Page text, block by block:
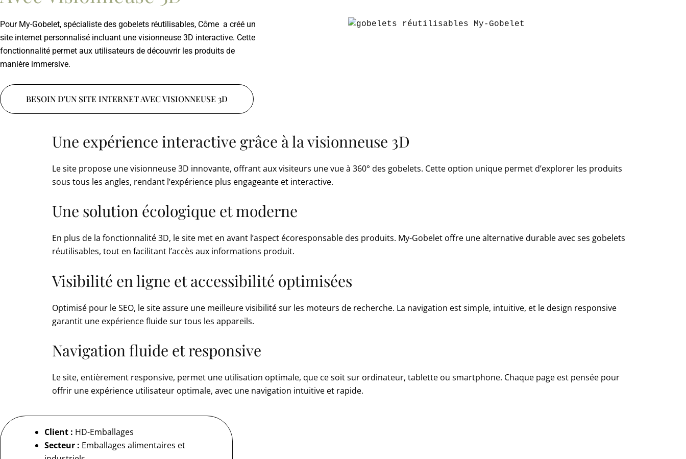
Pour My-Gobelet, spécialiste des gobelets réutilisables, Côme a créé un
site internet personnalisé incluant une visionneuse 3D interactive. Cette
fonctionnalité permet aux utilisateurs de découvrir les produits de
manière immersive.
BESOIN D'UN SITE INTERNET AVEC VISIONNEUSE 3D
Une expérience interactive grâce à la visionneuse 3D
Le site propose une visionneuse 3D innovante, offrant aux visiteurs une vue à 360° des gobelets. Cette option unique permet d’explorer les produits
sous tous les angles, rendant l’expérience plus engageante et interactive.
Une solution écologique et moderne
En plus de la fonctionnalité 3D, le site met en avant l’aspect écoresponsable des produits. My-Gobelet offre une alternative durable avec ses gobelets
réutilisables, tout en facilitant l’accès aux informations produit.
Visibilité en ligne et accessibilité optimisées
Optimisé pour le SEO, le site assure une meilleure visibilité sur les moteurs de recherche. La navigation est simple, intuitive, et le design responsive
garantit une expérience fluide sur tous les appareils.
Navigation fluide et responsive
Le site, entièrement responsive, permet une utilisation optimale, que ce soit sur ordinateur, tablette ou smartphone. Chaque page est pensée pour
offrir une expérience utilisateur optimale, avec une navigation intuitive et rapide.
Client : HD-Emballages
Secteur : Emballages alimentaires et